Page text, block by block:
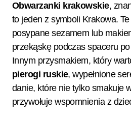
Obwarzanki krakowskie,
to jeden z symboli Krakowa. Te
posypane sezamem lub
przekąskę podczas spaceru
Innym przysmakiem, który
pierogi ruskie, wypełnione
danie, które nie tylko smakuje
przywołuje wspomnienia z